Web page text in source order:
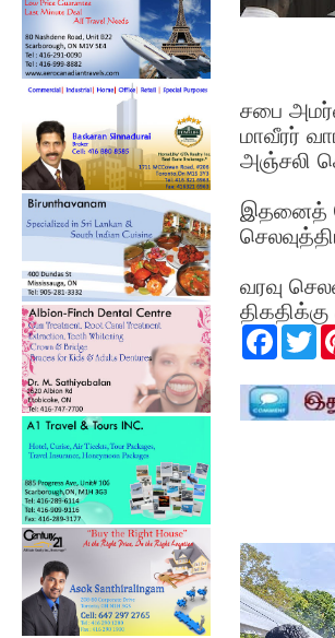
சபை
மாவீரர்
அஞ்சலி
இதனைத்
வரவு
F
e
b
o
T
w
t
t
e